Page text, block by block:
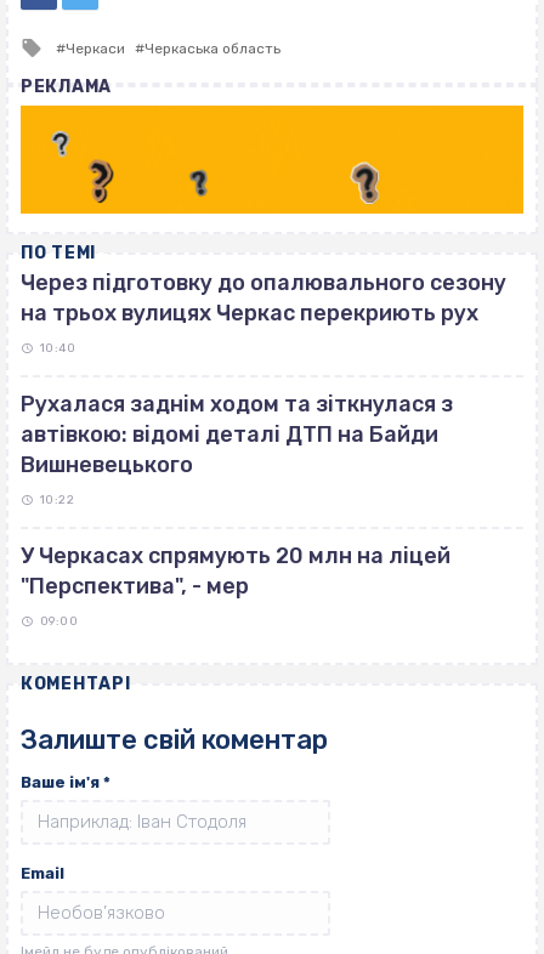
Tagged
Черкаси Черкаська область
РЕКЛАМА
ПО ТЕМІ
Через підготовку до опалювального сезону
на трьох вулицях Черкас перекриють рух
10:40
Рухалася заднім ходом та зіткнулася з
автівкою: відомі деталі ДТП на Байди
Вишневецького
10:22
У Черкасах спрямують 20 млн на ліцей
"Перспектива", - мер
09:00
КОМЕНТАРІ
Залиште свій коментар
Ваше ім'я *
Email